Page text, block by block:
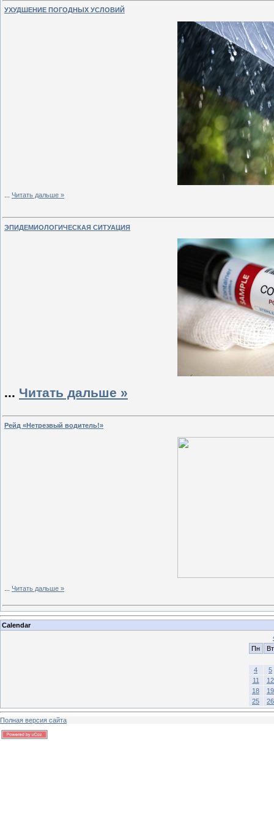
УХУДШЕНИЕ ПОГОДНЫХ УСЛОВИЙ
Читать дальше »
ЭПИДЕМИОЛОГИЧЕСКАЯ СИТУАЦИЯ
... Читать дальше »
Рейд «Нетрезвый водитель!»
Читать дальше »
Calendar
Пн
Вт
4
5
11
12
18
19
25
26
Полная версия сайта